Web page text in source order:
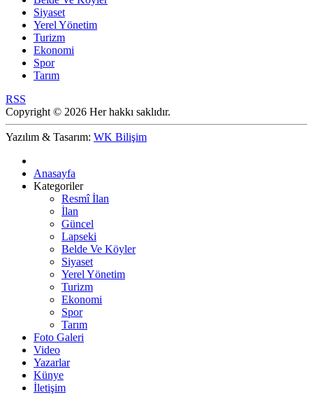
Siyaset
Yerel Yönetim
Turizm
Ekonomi
Spor
Tarım
RSS
Copyright © 2026 Her hakkı saklıdır.
Yazılım & Tasarım: WK Bilişim
Anasayfa
Kategoriler
Resmî İlan
İlan
Güncel
Lapseki
Belde Ve Köyler
Siyaset
Yerel Yönetim
Turizm
Ekonomi
Spor
Tarım
Foto Galeri
Video
Yazarlar
Künye
İletişim